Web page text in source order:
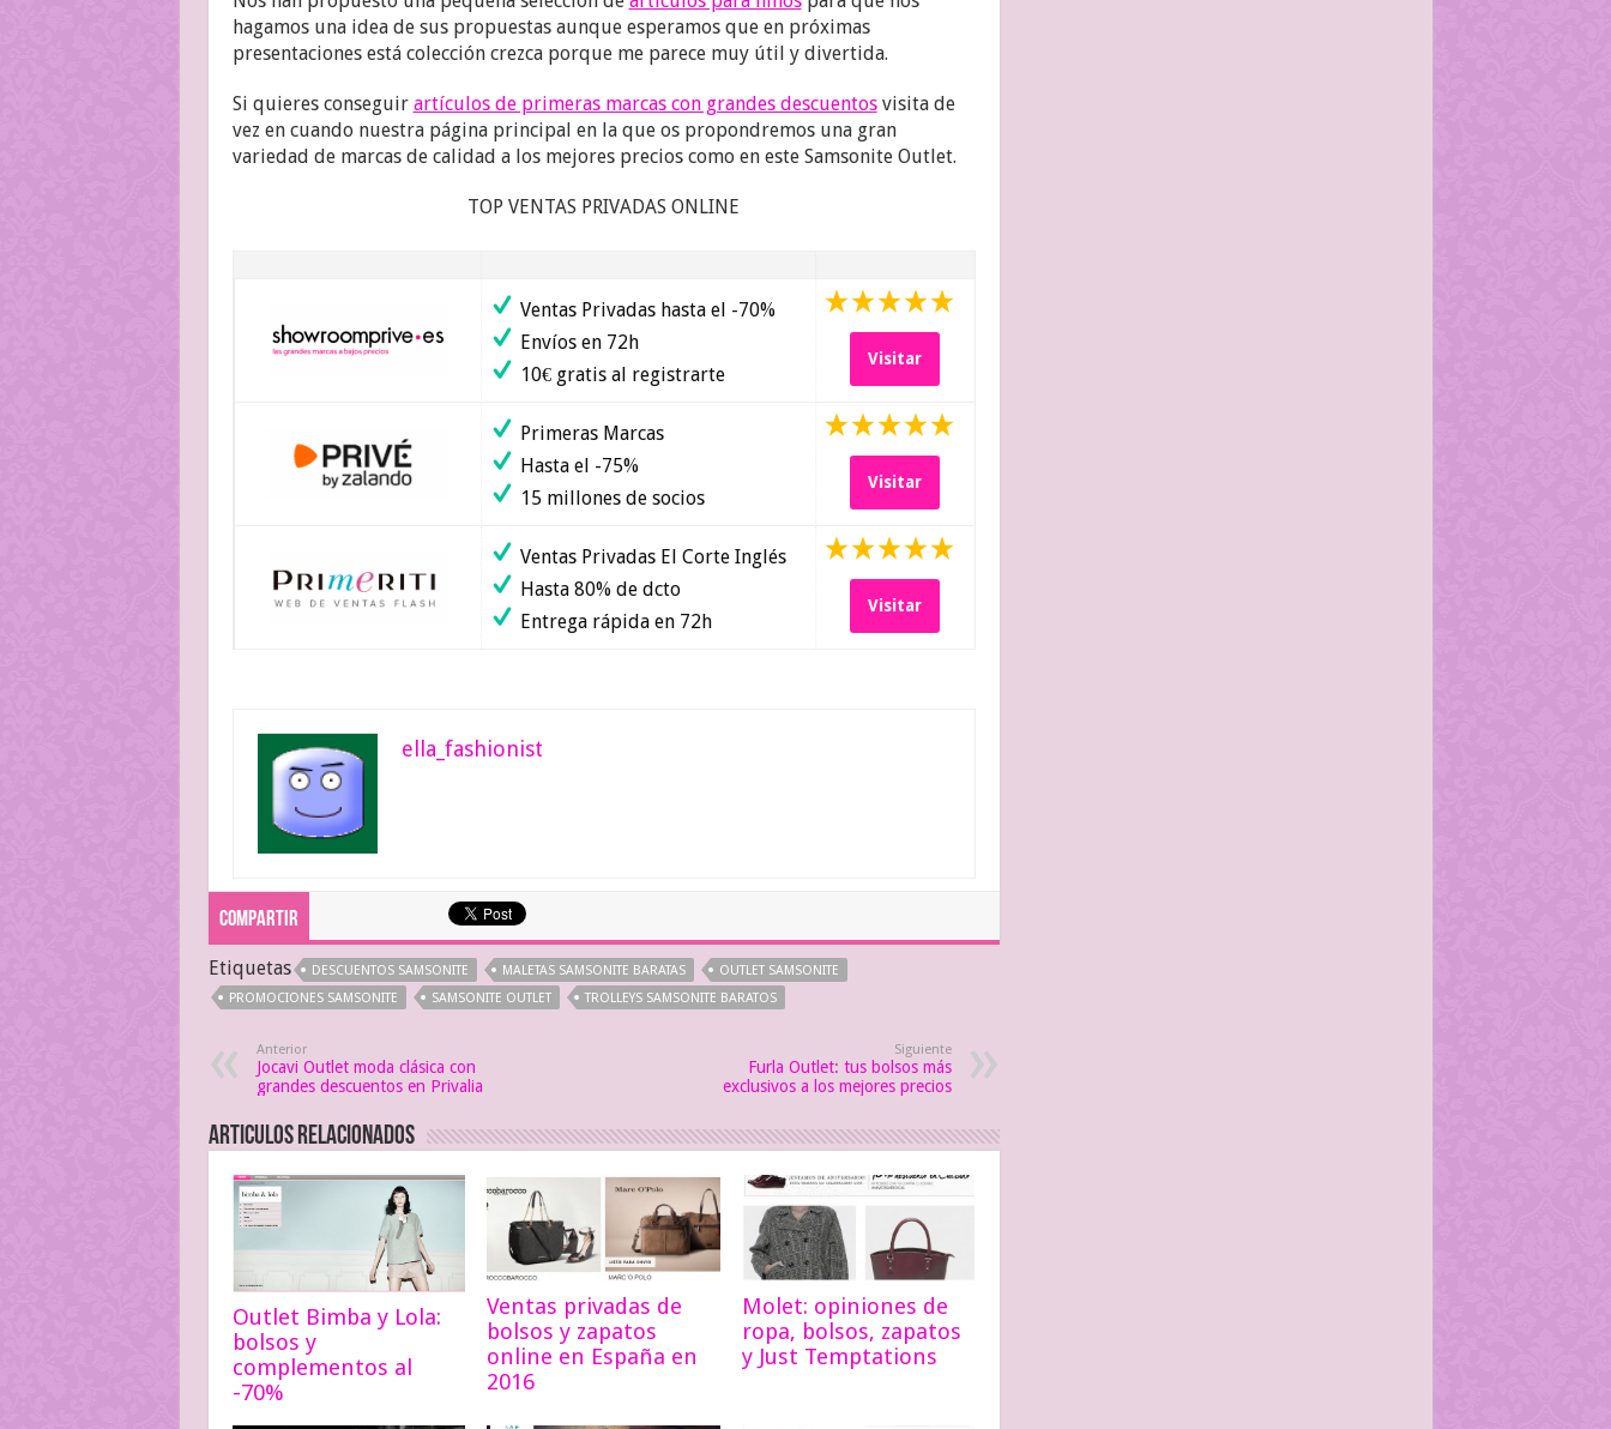
hagamos una idea de sus propuestas aunque esperamos que en próximas
presentaciones está colección crezca porque me parece muy útil y divertida.
Si quieres conseguir artículos de primeras marcas con grandes descuentosvisita de
vez en cuando nuestra página principal en la que os propondremos una gran
variedad de marcas de calidad a los mejores precios como en este Samsonite Outlet.
TOP VENTAS PRIVADAS ONLINE
Ventas Privadas hasta el -70%
Envíos en 72h
10€ gratis al registrarte
Visitar
Primeras Marcas
Hasta el -75%
15 millones de socios
Visitar
Ventas Privadas El Corte Inglés
Hasta 80% de dcto
Entrega rápida en 72h
Visitar
ella_fashionist
Compartir
Etiquetas DESCUENTOS SAMSONITE MALETAS SAMSONITE BARATAS
OUTLET SAMSONITE
PROMOCIONES SAMSONITE
SAMSONITE OUTLET TROLLEYS SAMSONITE BARATOS
Anterior
Jocavi Outlet moda clásica con
grandes descuentos en Privalia
Siguiente
Furla Outlet: tus bolsos más
exclusivos a los mejores precios
Articulos relacionados
Outlet Bimba y Lola:
bolsos y
complementos al
-70%
Ventas privadas de
bolsos y zapatos
online en España en
2016
Molet: opiniones de
ropa, bolsos, zapatos
y Just Temptations